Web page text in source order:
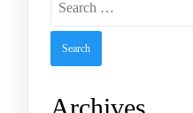
Archives